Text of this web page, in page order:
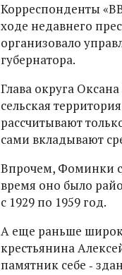
Корреспонденты
ходе недавнего
организовало
губернатора.
Глава округа
сельская
рассчитывают
сами вкладывают
Впрочем, Фоминки
время оно было
с 1929 по 1959 год.
А еще раньше
крестьянина
памятник себе ‑